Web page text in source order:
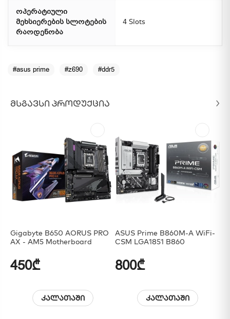
ოპერატიული
მეხსიერების სლოტების
რაოდენობა
4 Slots
#asus prime #z690 #ddr5
ᲛᲡᲒᲐᲕᲡᲘ ᲞᲠᲝᲓᲣᲥᲪᲘᲐ
Gigabyte B650 AORUS PRO
AX - AM5 Motherboard
450₾
კალათაში
ASUS Prime B860M-A WiFi-
CSM LGA1851 B860
800₾
კალათაში